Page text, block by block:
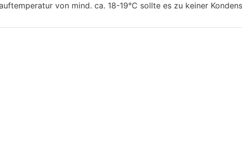
von mind. ca. 18-19°C sollte es zu keiner